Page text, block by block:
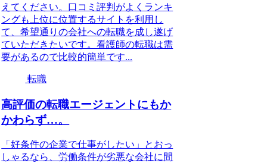
えてください。口コミ評判がよくランキ
ングも上位に位置するサイトを利用し
て、希望通りの会社への転職を成し遂げ
ていただきたいです。看護師の転職は需
要があるので比較的簡単です...
転職
高評価の転職エージェントにもか
かわらず…。
「好条件の企業で仕事がしたい」とおっ
しゃるなら、労働条件が劣悪な会社に間